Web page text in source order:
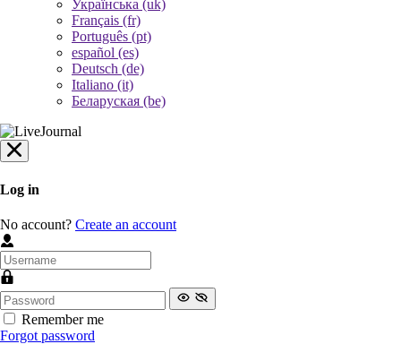
Українська (uk)
Français (fr)
Português (pt)
español (es)
Deutsch (de)
Italiano (it)
Беларуская (be)
Log in
No account? Create an account
Remember me
Forgot password